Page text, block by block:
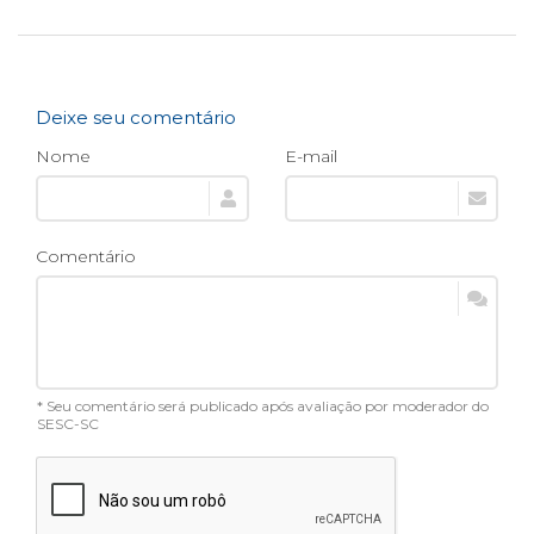
Deixe seu comentário
Nome E-mail
Comentário
* Seu comentário será publicado após avaliação por moderador do
SESC-SC